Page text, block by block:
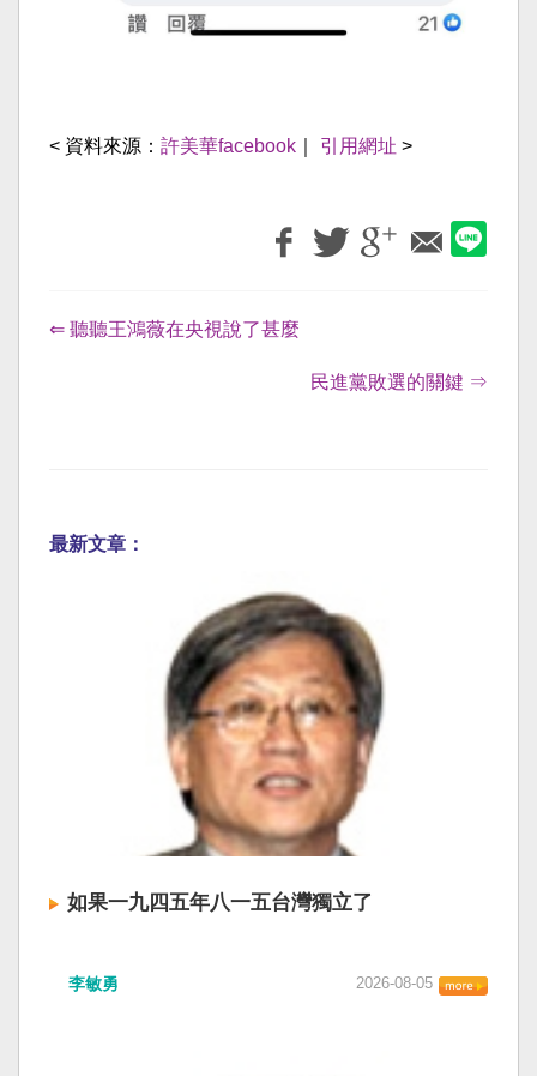
< 資料來源： 許美華facebook 引用網址 >
⇐ 聽聽王鴻薇在央視說了甚麼
民進黨敗選的關鍵 ⇒
最新文章：
如果一九四五年八一五台灣獨立了
李敏勇 2026-08-05